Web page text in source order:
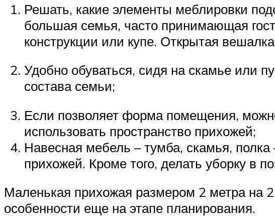
Решать, какие элементы меблировки
большая семья, часто принимающая
конструкции или купе. Открытая
Удобно обуваться, сидя на скамье или
состава семьи;
Если позволяет форма помещения,
использовать пространство прихожей;
Навесная мебель – тумба, скамья,
прихожей. Кроме того, делать уборку в
Маленькая прихожая размером 2 метра на
особенности еще на этапе планирования.